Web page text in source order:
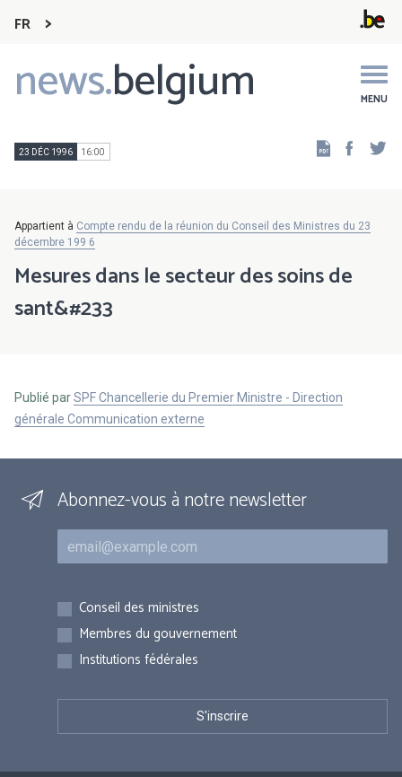
FR
news.belgium MENU
Main
navigation
23 DÉC 1996 16:00
Appartient à Compte rendu de la réunion du Conseil des Ministres du 23
décembre 199 6
Mesures dans le secteur des soins de
sant&#233
Publié parSPF Chancellerie du Premier Ministre - Direction
générale Communication externe
Abonnez-vous à notre newsletter
Courriel
Inscriptions
Conseil des ministres
Membres du gouvernement
Institutions fédérales